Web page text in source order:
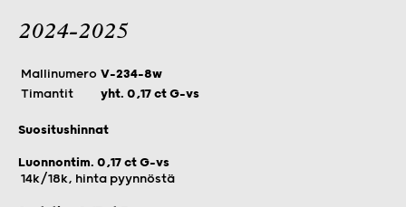
2024-2025
Mallinumero V-234-8w
Timantit
yht. 0,17 ct G-vs
Suositushinnat
Luonnontim. 0,17 ct G-vs
14k/18k, hinta pyynnöstä